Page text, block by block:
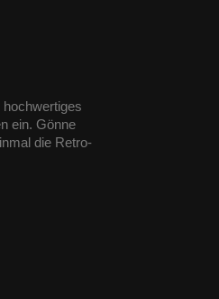
ein. Gönne
die Retro-